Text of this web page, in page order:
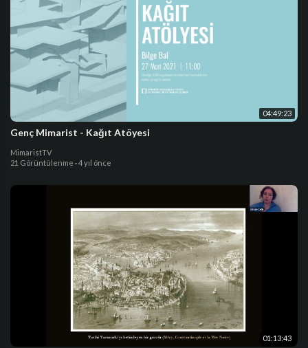
04:49:23
Genç Mimarist - Kağıt Atöyesi
MimaristTV
21 Görüntülenme ·4 yıl önce
01:13:43